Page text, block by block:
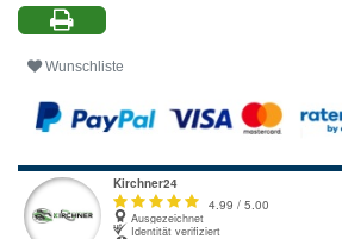
Wunschliste